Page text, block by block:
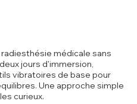
médicale sans
jours d'immersion,
vibratoires de base pour
Une approche simple
curieux.